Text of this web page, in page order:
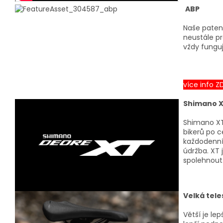
ABP
Naše
neustále
vždy
více info
Shimano
Shimano
bikerů po
údržba.
Velká
Větší je